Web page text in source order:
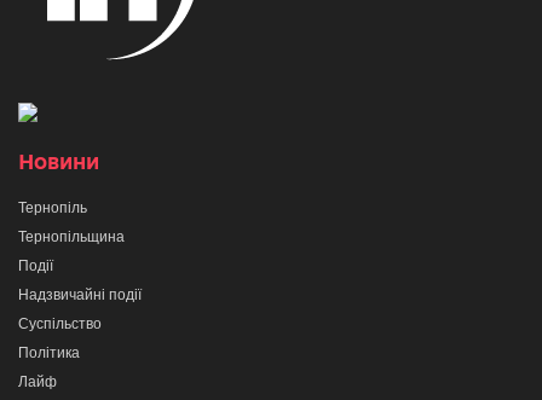
Новини
Тернопіль
Тернопільщина
Події
Надзвичайні події
Суспільство
Політика
Лайф